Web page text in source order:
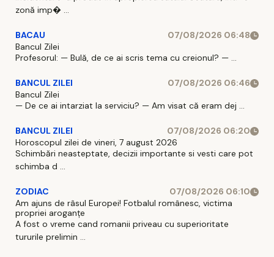
zonă imp� ...
BACAU
07/08/2026 06:48
Bancul Zilei
Profesorul: — Bulă, de ce ai scris tema cu creionul? — ...
BANCUL ZILEI
07/08/2026 06:46
Bancul Zilei
— De ce ai intarziat la serviciu? — Am visat că eram dej ...
BANCUL ZILEI
07/08/2026 06:20
Horoscopul zilei de vineri, 7 august 2026
Schimbări neasteptate, decizii importante si vesti care pot
schimba d ...
ZODIAC
07/08/2026 06:10
Am ajuns de râsul Europei! Fotbalul românesc, victima
propriei aroganțe
A fost o vreme cand romanii priveau cu superioritate
tururile prelimin ...